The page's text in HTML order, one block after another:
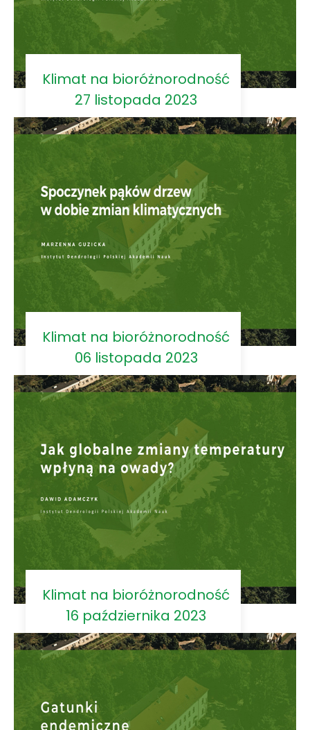
Klimat na bioróżnorodność
27 listopada 2023
Klimat na bioróżnorodność
06 listopada 2023
Klimat na bioróżnorodność
16 października 2023